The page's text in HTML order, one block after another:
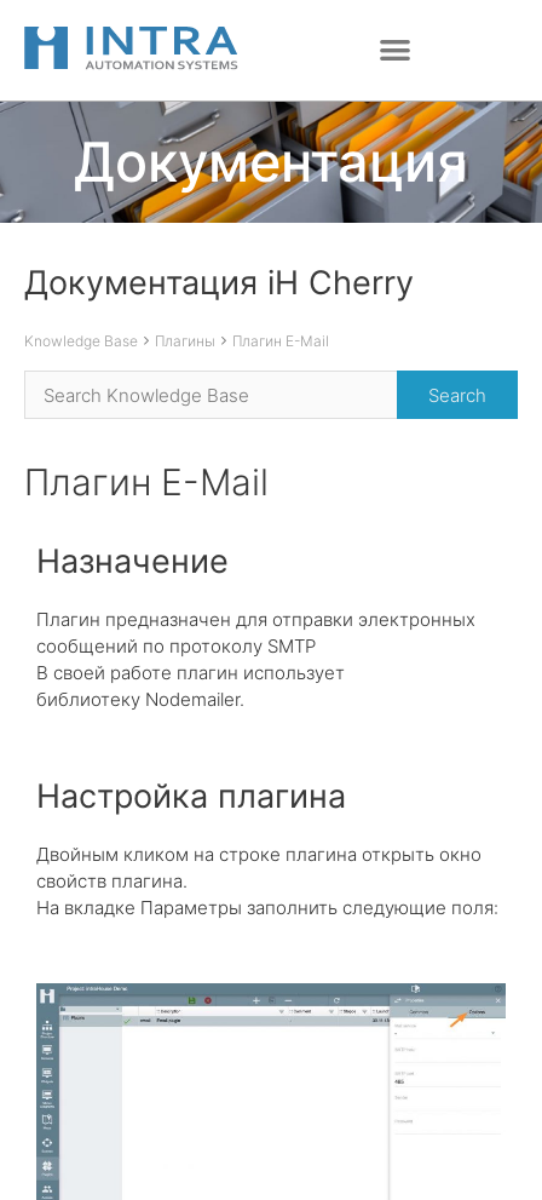
содержимому
Документация
Документация iH Cherry
Knowledge Base Плагины Плагин E-Mail
Плагин E-Mail
Назначение
Плагин предназначен для отправки электронных
сообщений по протоколу SMTP
В своей работе плагин использует
библиотеку Nodemailer.
Настройка плагина
Двойным кликом на строке плагина открыть окно
свойств плагина.
На вкладке Параметры заполнить следующие поля: